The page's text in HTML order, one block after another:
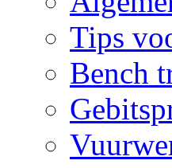
Tips
Bench